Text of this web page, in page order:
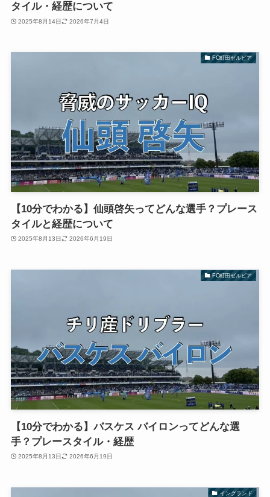
タイル・経歴について
2025年8月14日 2026年7月4日
FC町田ゼルビア
【10分でわかる】仙頭啓矢ってどんな選手？プレース
タイルと経歴について
2025年8月13日 2026年6月19日
FC町田ゼルビア
【10分でわかる】バスケス バイロンってどんな選
手？プレースタイル・経歴
2025年8月13日 2026年6月19日
イングランド